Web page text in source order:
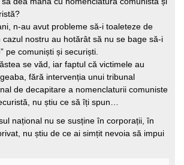
n-au avut probleme să-i toaleteze de
cazul nostru au hotărât să nu se bage să-i
pe comuniști și securiști.
se văd, iar faptul că victimele au
fără intervenția unui tribunal
de decapitare a nomenclaturii comuniste
nu știu ce să îți spun…
național nu se susține în corporații, în
nu știu de ce ai simțit nevoia să impui